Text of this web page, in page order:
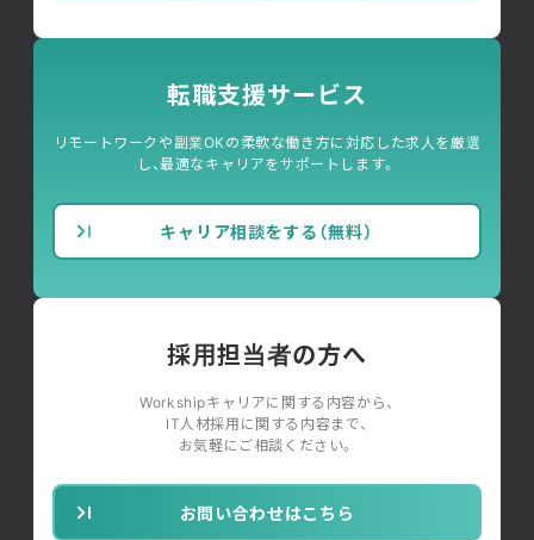
転職支援サービス
リモートワークや副業OKの柔軟な働き方に対応した求人を厳選
し、最適なキャリアをサポートします。
キャリア相談をする（無料）
採用担当者の方へ
Workshipキャリアに関する内容から、
IT人材採用に関する内容まで、
お気軽にご相談ください。
お問い合わせはこちら